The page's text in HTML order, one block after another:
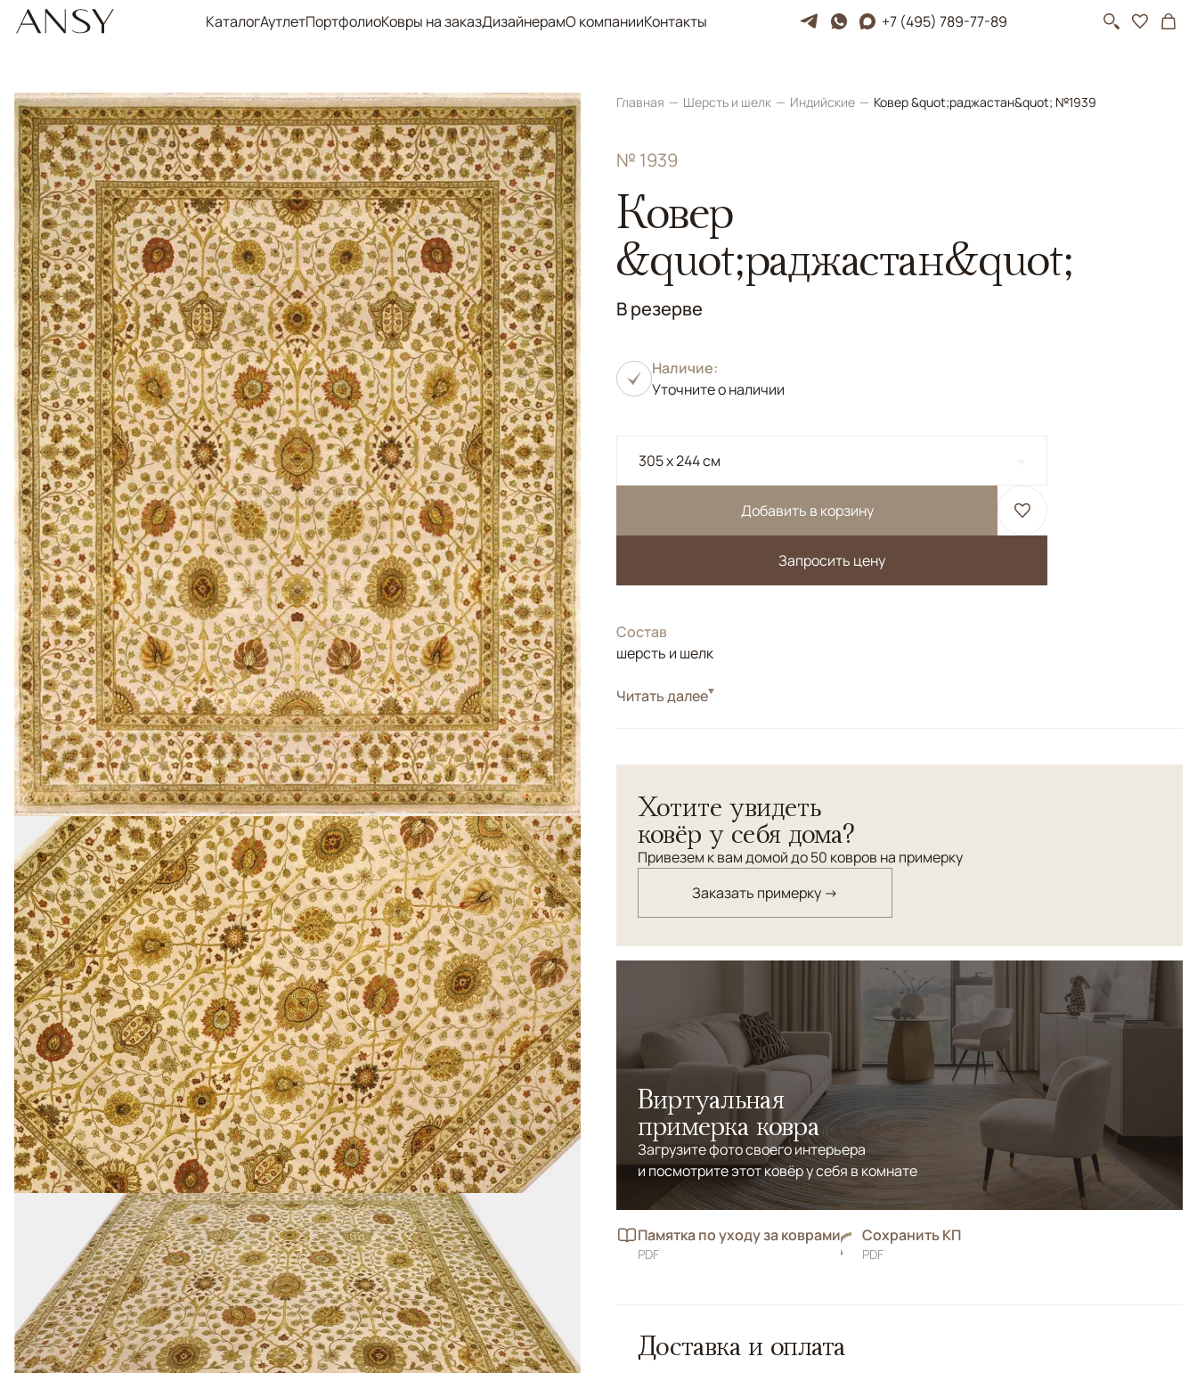
КаталогАутлетПортфолиоКовры на заказДизайнерамО компанииКонтакты +7 (495) 789-77-89
Главная Шерсть и шелк Индийские Ковер &quot;раджастан&quot; №1939
№ 1939
Ковер
&quot;раджастан&quot;
В резерве
Наличие:
Уточните о наличии
305 x 244 см
Добавить в корзину
Запросить цену
Состав
шерсть и шелк
Читать далее
Хотите увидеть
ковёр у себя дома?
Привезем к вам домой до 50 ковров на примерку
Заказать примерку →
Виртуальная
примерка ковра
Загрузите фото своего интерьера
и посмотрите этот ковёр у себя в комнате
Памятка по уходу за коврами
PDF
Сохранить КП
PDF
Доставка и оплата